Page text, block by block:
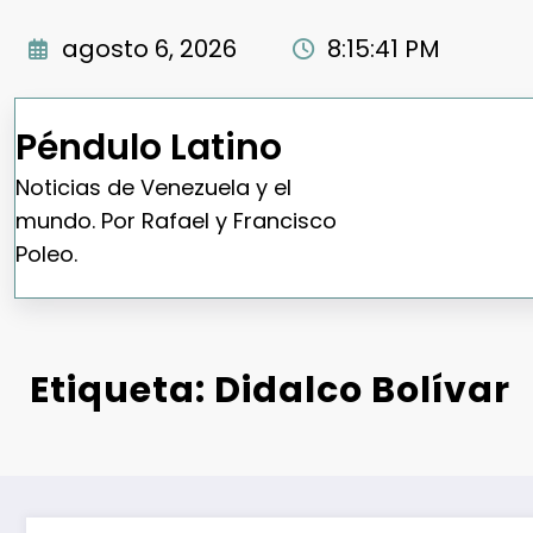
agosto 6, 2026 8:15:42 PM
Péndulo Latino
Noticias de Venezuela y el
mundo. Por Rafael y Francisco
Poleo.
Etiqueta: Didalco Bolívar